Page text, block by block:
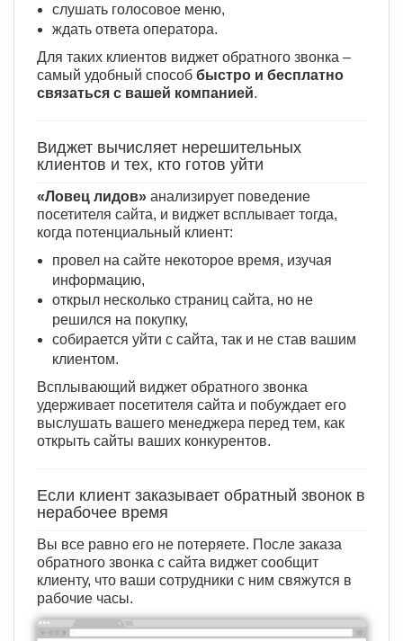
слушать голосовое меню,
ждать ответа оператора.
Для таких клиентов виджет обратного звонка –
самый удобный способ быстро и бесплатно
связаться с вашей компанией.
Виджет вычисляет нерешительных
клиентов и тех, кто готов уйти
«Ловец лидов» анализирует поведение
посетителя сайта, и виджет всплывает тогда,
когда потенциальный клиент:
провел на сайте некоторое время, изучая
информацию,
открыл несколько страниц сайта, но не
решился на покупку,
собирается уйти с сайта, так и не став вашим
клиентом.
Всплывающий виджет обратного звонка
удерживает посетителя сайта и побуждает его
выслушать вашего менеджера перед тем, как
открыть сайты ваших конкурентов.
Если клиент заказывает обратный звонок в
нерабочее время
Вы все равно его не потеряете. После заказа
обратного звонка с сайта виджет сообщит
клиенту, что ваши сотрудники с ним свяжутся в
рабочие часы.